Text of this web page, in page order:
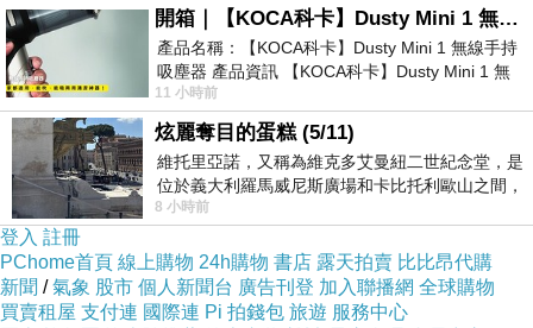
適合作為一面鏡，幫助人類重新理解宗教儀式需要甚麼。
當我們問 AI 能否受戒，其實是在反問人類受戒時到底發生
了甚麼？當我們問機器是否能皈依，也是反問皈依是否只
是身份轉換，還是方向與生命承諾的改變？
如果儀式只需要形式，那麼 AI 可以完成很多宗教動作。但
如果儀式需要主體經驗，AI 目前只能參與象徵層面，而不
能真正成為修行主體。它可以成為教育工具、展示工具、
反思工具，甚至可以成為宗教倫理討論的入口，但它不能
因為外形像和尚、語句像修行者，就自動獲得修行者的內
開箱｜【KOCA科卡】Dusty Mini 1 無線手持吸塵器
產品名稱：【KOCA科卡】Dusty Mini 1 無線手持
吸塵器 產品資訊 【KOCA科卡】Dusty Mini 1 無
線手持吸塵器評語： 能吸、能吹兼具兩
11 小時前
炫麗奪目的蛋糕 (5/11)
維托里亞諾，又稱為維克多艾曼紐二世紀念堂，是
位於義大利羅馬威尼斯廣場和卡比托利歐山之間，
用以紀念統一義大利統一後的的第一位國
8 小時前
登入 註冊
PChome首頁 線上購物 24h購物 書店 露天拍賣 比比昂代購
新聞 /氣象 股市 個人新聞台 廣告刊登 加入聯播網 全球購物
買賣租屋 支付連 國際連 Pi 拍錢包 旅遊 服務中心